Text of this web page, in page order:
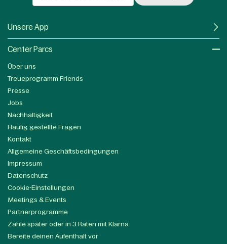
Unsere App
Center Parcs
Über uns
Treueprogramm Friends
Presse
Jobs
Nachhaltigkeit
Häufig gestellte Fragen
Kontakt
Allgemeine Geschäftsbedingungen
Impressum
Datenschutz
Cookie-Einstellungen
Meetings & Events
Partnerprogramme
Zahle später oder in 3 Raten mit Klarna
Bereite deinen Aufenthalt vor